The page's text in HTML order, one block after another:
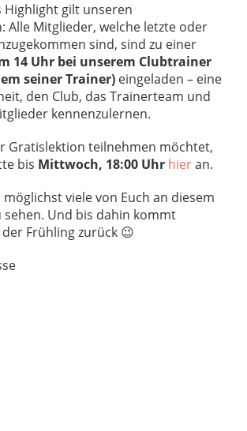
Highlight gilt unseren
Alle Mitglieder, welche letzte oder
sind, sind zu einer
14 Uhr bei unserem Clubtrainer
seiner Trainer) eingeladen – eine
den Club, das Trainerteam und
kennenzulernen.
Gratislektion teilnehmen möchtet,
bis Mittwoch, 18:00 Uhr hieran.
viele von Euch an diesem
sehen. Und bis dahin kommt
Frühling zurück 😉